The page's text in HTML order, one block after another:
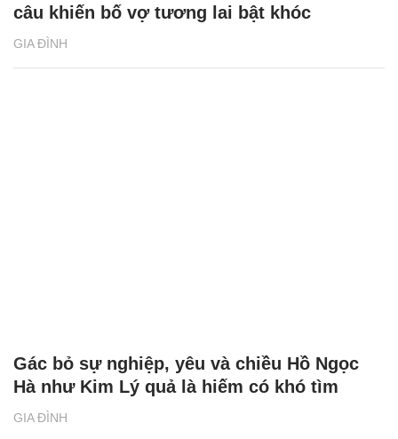
GIA ĐÌNH
câu khiến bố vợ tương lai bật khóc
GIA ĐÌNH
Gác bỏ sự nghiệp, yêu và chiều Hồ Ngọc
Hà như Kim Lý quả là hiếm có khó tìm